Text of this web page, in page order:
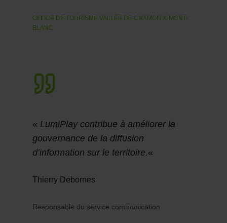
OFFICE DE TOURISME VALLÉE DE CHAMONIX-MONT-
BLANC
« LumiPlay contribue à améliorer la
gouvernance de la diffusion
d’information sur le territoire.«
Thierry Debornes
Responsable du service communication